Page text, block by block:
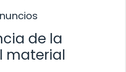
de la
material